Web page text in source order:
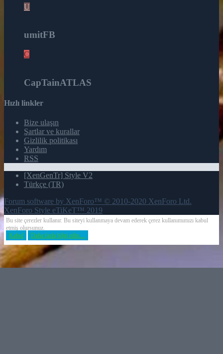
U
umitFB
C
CapTainATLAS
Hızlı linkler
Bize ulaşın
Şartlar ve kurallar
Gizlilik politikası
Yardım
RSS
[XenGenTr] Style V2
Türkçe (TR)
Forum software by XenForo™ © 2010-2020 XenForo Ltd.
XenForo Style eTiKeT™ 2019
Bu site çerezler kullanır. Bu siteyi kullanmaya devam ederek çerez kullanımımızı kabul
etmiş olursunuz.
Kabul
Daha fazla bilgi edin…